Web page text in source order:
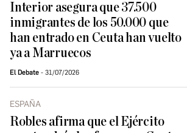
Interior asegura que 37.500
inmigrantes de los 50.000 que
han entrado en Ceuta han vuelto
ya a Marruecos
El Debate 31/07/2026
ESPAÑA
Robles afirma que el Ejército